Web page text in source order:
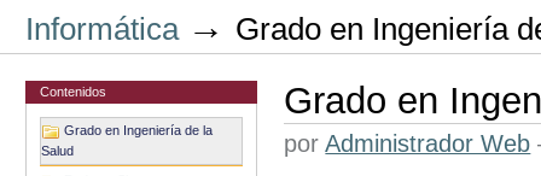
Informática → Grado en Ingeniería
Contenidos
Grado en Ingeniería de la
Salud
Grado en
porAdministrador Web